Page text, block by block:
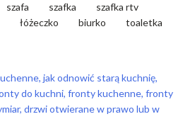
szafa szafka
szafka rtv
łóżeczko biurko toaletka